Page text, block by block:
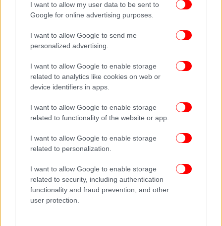
I want to allow my user data to be sent to
Google for online advertising purposes.
I want to allow Google to send me
personalized advertising.
I want to allow Google to enable storage
related to analytics like cookies on web or
device identifiers in apps.
I want to allow Google to enable storage
related to functionality of the website or app.
I want to allow Google to enable storage
related to personalization.
I want to allow Google to enable storage
related to security, including authentication
functionality and fraud prevention, and other
user protection.